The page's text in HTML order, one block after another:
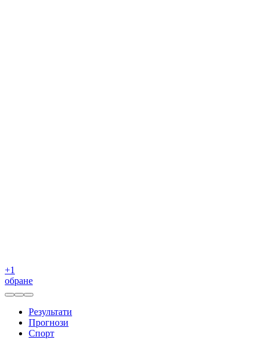
+1
обране
Результати
Прогнози
Спорт